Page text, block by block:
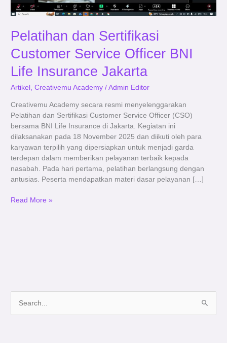
Pelatihan dan Sertifikasi
Customer Service Officer BNI
Life Insurance Jakarta
Artikel ,Creativemu Academy /Admin Editor
Creativemu Academy secara resmi menyelenggarakan
Pelatihan dan Sertifikasi Customer Service Officer (CSO)
bersama BNI Life Insurance di Jakarta. Kegiatan ini
dilaksanakan pada 18 November 2025 dan diikuti oleh para
karyawan terpilih yang dipersiapkan untuk menjadi garda
terdepan dalam memberikan pelayanan terbaik kepada
nasabah. Pada hari pertama, pelatihan berlangsung dengan
antusias. Peserta mendapatkan materi dasar pelayanan […]
Read More »